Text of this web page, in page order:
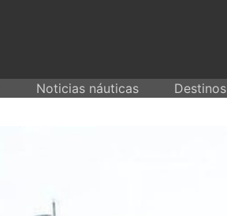
Noticias náuticas Destinos